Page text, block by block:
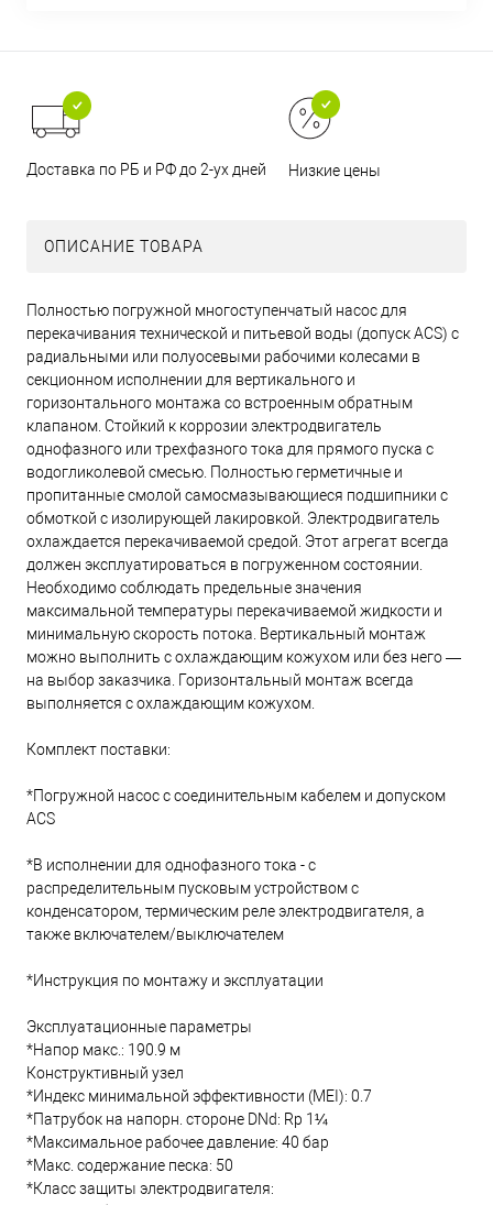
Доставка по РБ и РФ до 2-ух дней Низкие цены
ОПИСАНИЕ ТОВАРА
Полностью погружной многоступенчатый насос для
перекачивания технической и питьевой воды (допуск ACS) с
радиальными или полуосевыми рабочими колесами в
секционном исполнении для вертикального и
горизонтального монтажа со встроенным обратным
клапаном. Стойкий к коррозии электродвигатель
однофазного или трехфазного тока для прямого пуска с
водогликолевой смесью. Полностью герметичные и
пропитанные смолой самосмазывающиеся подшипники с
обмоткой с изолирующей лакировкой. Электродвигатель
охлаждается перекачиваемой средой. Этот агрегат всегда
должен эксплуатироваться в погруженном состоянии.
Необходимо соблюдать предельные значения
максимальной температуры перекачиваемой жидкости и
минимальную скорость потока. Вертикальный монтаж
можно выполнить с охлаждающим кожухом или без него —
на выбор заказчика. Горизонтальный монтаж всегда
выполняется с охлаждающим кожухом.
Комплект поставки:
*Погружной насос с соединительным кабелем и допуском
ACS
*В исполнении для однофазного тока - с
распределительным пусковым устройством с
конденсатором, термическим реле электродвигателя, а
также включателем/выключателем
*Инструкция по монтажу и эксплуатации
Эксплуатационные параметры
*Напор макс.: 190.9 м
Конструктивный узел
*Индекс минимальной эффективности (MEI): 0.7
*Патрубок на напорн. стороне DNd: Rp 1¼
*Максимальное рабочее давление: 40 бар
*Макс. содержание песка: 50
*Класс защиты электродвигателя: